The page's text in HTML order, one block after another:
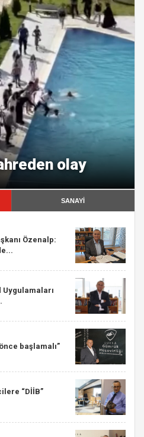
olay
SANAYİ
Özenalp:
başlamalı”
“DİİB”